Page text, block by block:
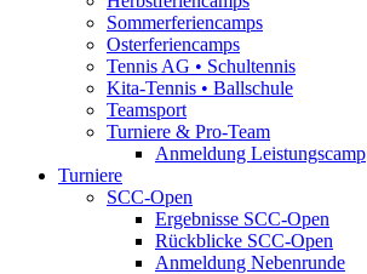
Sommerferiencamps
Osterferiencamps
Tennis AG • Schultennis
Kita-Tennis • Ballschule
Teamsport
Turniere & Pro-Team
Anmeldung Leistungscamp
Turniere
SCC-Open
Ergebnisse SCC-Open
Rückblicke SCC-Open
Anmeldung Nebenrunde